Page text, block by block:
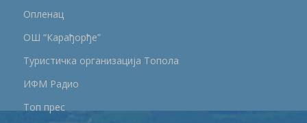
Опленац
ОШ “Карађорђе”
Туристичка организација Топола
ИФМ Радио
Топ прес